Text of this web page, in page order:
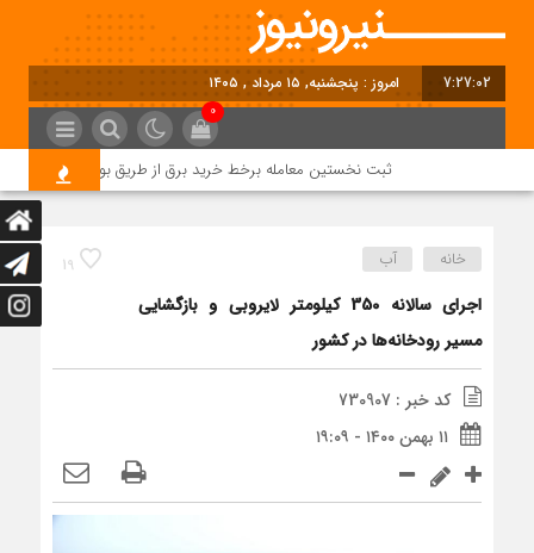
7:27:02 امروز : پنجشنبه, ۱۵ مرداد , ۱۴۰۵
0
ثبت نخستین معامله برخط خرید برق از طریق بورس انرژی در
19 خانه آب
اجرای سالانه 350 کیلومتر لایروبی و بازگشایی
مسیر رودخانه‌ها در کشور
کد خبر : 730907
۱۱ بهمن ۱۴۰۰ - ۱۹:۰۹